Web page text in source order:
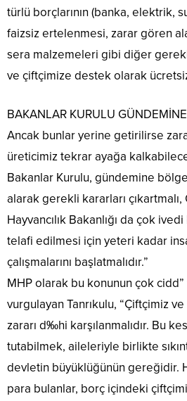
türlü borçlarının (banka, elektrik,
faizsiz ertelenmesi, zarar gören
sera malzemeleri gibi diğer
ve çiftçimize destek olarak
BAKANLAR KURULU
Ancak bunlar yerine getirilirse
üreticimiz tekrar ayağa
Bakanlar Kurulu, gündemine
alarak gerekli kararları çıkartmalı,
Hayvancılık Bakanlığı da çok
telafi edilmesi için yeteri kadar
çalışmalarını başlatmalıdır.”
MHP olarak bu konunun çok cidd”
vurgulayan Tanrıkulu, “Çiftçimiz
zararı d‰hi karşılanmalıdır. Bu
tutabilmek, aileleriyle birlikte
devletin büyüklüğünün gereğidir.
para bulanlar, borç içindeki